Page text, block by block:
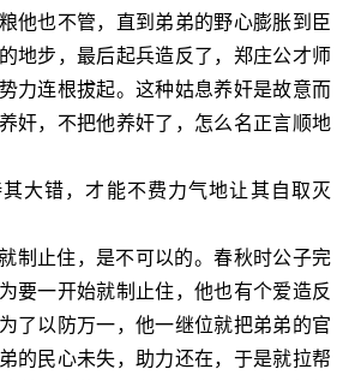
他也不管，直到弟弟的野心膨胀到臣
地步，最后起兵造反了，郑庄公才师
力连根拔起。这种姑息养奸是故意而
奸，不把他养奸了，怎么名正言顺地
大错，才能不费力气地让其自取灭
制止住，是不可以的。春秋时公子完
要一开始就制止住，他也有个爱造反
了以防万一，他一继位就把弟弟的官
的民心未失，助力还在，于是就拉帮